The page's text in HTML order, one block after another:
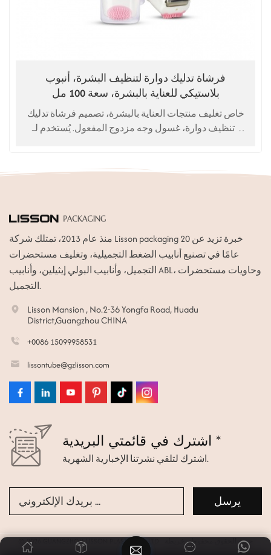
فرشاة تدليك دوارة لتنظيف البشرة، أنبوب
بلاستيكي للعناية بالبشرة، سعة 100 مل
خاص تغليف منتجات العناية بالبشرة، تصميم فرشاة تدليك
وتنظيف دوارة، غسول وجه مزدوج المفعول. يُستخدم لـ
منذ عام 2013، تمتلك شركة Lisson packaging خبرة تزيد عن 20
عامًا في تصنيع أنابيب الضغط التجميلية، وتغليف مستحضرات
التجميل، وأنابيب البولي إيثيلين، وأنابيب ABL، وحاويات مستحضرات
التجميل.
Lisson Mansion , No.2-36 Yongfa Road, Huadu
District,Guangzhou CHINA
+0086 15099958531
lissontube@gzlisson.com
اشترك في قائمتي البريدية *
اشترك لتلقي نشرتنا الإخبارية الشهرية.
© 2026 GUANGZHOU LISSON PLASTIC CO.,LTD جميع الحقوق محفوظة.